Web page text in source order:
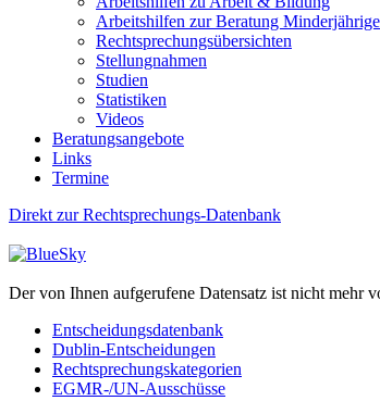
Arbeitshilfen zur Beratung
Rechtsprechungsübersichten
Stellungnahmen
Studien
Statistiken
Videos
Beratungsangebote
Links
Termine
Direkt zur Rechtsprechungs-Datenbank
Der von Ihnen aufgerufene Datensatz ist nicht mehr
Entscheidungsdatenbank
Dublin-Entscheidungen
Rechtsprechungskategorien
EGMR-/UN-Ausschüsse